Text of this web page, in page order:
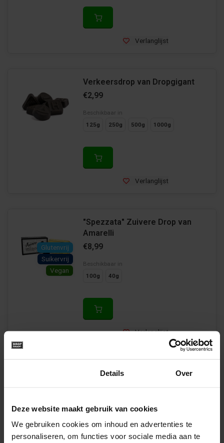
Details Over
Deze website maakt gebruik van cookies
We gebruiken cookies om inhoud en advertenties te
personaliseren, om functies voor sociale media aan te
Verlanglijst
Verkeersdrop van Dropgigant
€2,99
Beschikbaar in
125g
250g 500g 1000g
Verlanglijst
Glutenvrij
Suikervrij
Vegan
"Spezzata" Zuivere Drop van
Amarelli
€8,99
Beschikbaar in
100g
40g
Verlanglijst
Halve Maantjes van Haribo